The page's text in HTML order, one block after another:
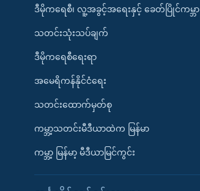
ဒီမိုကရေစီ၊ လူ့အခွင့်အရေးနှင့် ခေတ်ပြိုင်ကမ္ဘာ
သတင်းသုံးသပ်ချက်
ဒီမိုကရေစီရေးရာ
အမေရိကန်နိုင်ငံရေး
သတင်းထောက်မှတ်စု
ကမ္ဘာ့သတင်းမီဒီယာထဲက မြန်မာ
ကမ္ဘာ့ မြန်မာ့ မီဒီယာမြင်ကွင်း